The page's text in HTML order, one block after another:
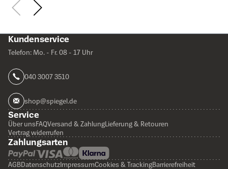
Kundenservice
Telefon: Mo. - Fr. 08 - 17 Uhr
040 3007 3510
shop@spiegel.de
Service
Über unsFAQVersand & ZahlungLieferung & Retouren
Vertrag widerrufen
Zahlungsarten
AGBDatenschutzImpressumCookies & TrackingBarrierefreiheit